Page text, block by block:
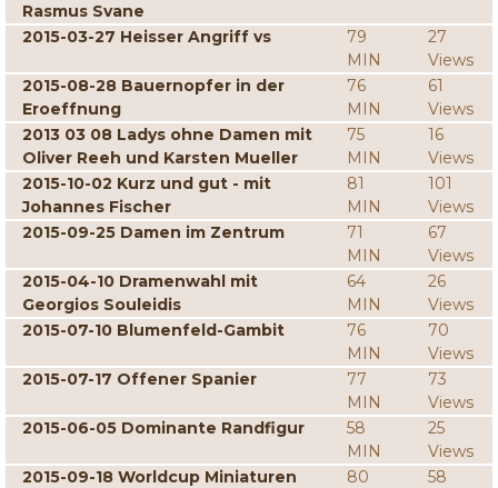
Rasmus Svane
2015-03-27 Heisser Angriff vs
79
MIN
27
Views
2015-08-28 Bauernopfer in der
Eroeffnung
76
MIN
61
Views
2013 03 08 Ladys ohne Damen mit
Oliver Reeh und Karsten Mueller
75
MIN
16
Views
2015-10-02 Kurz und gut - mit
Johannes Fischer
81
MIN
101
Views
2015-09-25 Damen im Zentrum
71
MIN
67
Views
2015-04-10 Dramenwahl mit
Georgios Souleidis
64
MIN
26
Views
2015-07-10 Blumenfeld-Gambit
76
MIN
70
Views
2015-07-17 Offener Spanier
77
MIN
73
Views
2015-06-05 Dominante Randfigur
58
MIN
25
Views
2015-09-18 Worldcup Miniaturen
80
58